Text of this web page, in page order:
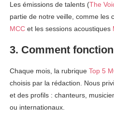
Les émissions de talents (The
partie de notre veille, comme les
MCC et les sessions acoustiques
3. Comment
Chaque mois, la rubrique Top 5
choisis par la rédaction. Nous
et des profils : chanteurs,
ou internationaux.